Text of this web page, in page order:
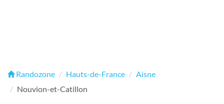
Randozone Hauts-de-France
Aisne
Nouvion-et-Catillon